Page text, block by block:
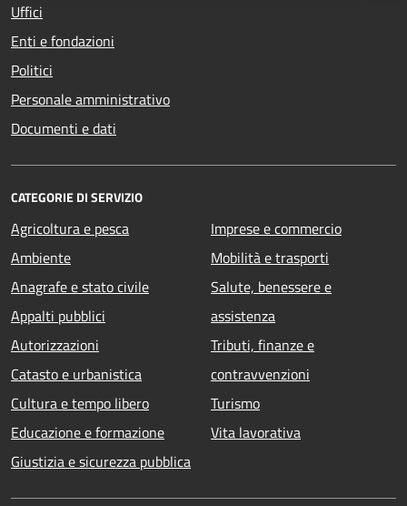
Uffici
Enti e fondazioni
Politici
Personale amministrativo
Documenti e dati
CATEGORIE DI SERVIZIO
Agricoltura e pesca
Ambiente
Anagrafe e stato civile
Appalti pubblici
Autorizzazioni
Catasto e urbanistica
Cultura e tempo libero
Educazione e formazione
Giustizia e sicurezza pubblica
Imprese e commercio
Mobilità e trasporti
Salute, benessere e
assistenza
Tributi, finanze e
contravvenzioni
Turismo
Vita lavorativa